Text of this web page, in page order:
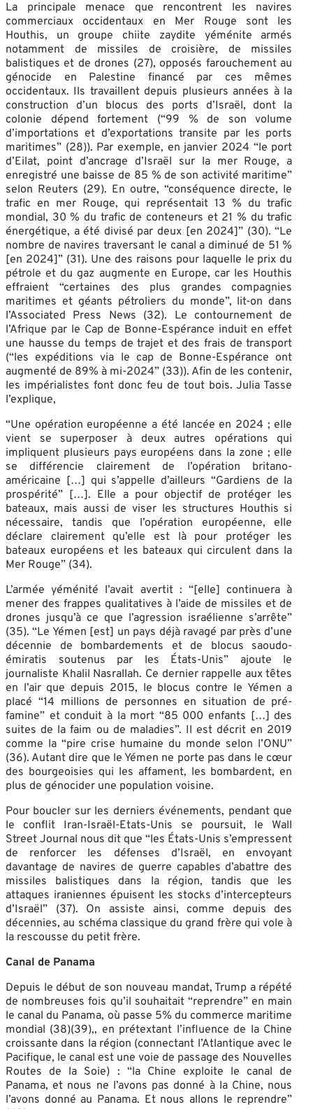
La principale menace que rencontrent les navires
commerciaux occidentaux en Mer Rouge sont les
Houthis, un groupe chiite zaydite yéménite armés
notamment de missiles de croisière, de missiles
balistiques et de drones (27), opposés farouchement au
génocide en Palestine financé par ces mêmes
occidentaux. Ils travaillent depuis plusieurs années à la
construction d’un blocus des ports d’Israël, dont la
colonie dépend fortement (“99 % de son volume
d’importations et d’exportations transite par les ports
maritimes” (28)). Par exemple, en janvier 2024 “le port
d’Eilat, point d’ancrage d’Israël sur la mer Rouge, a
enregistré une baisse de 85 % de son activité maritime”
selon Reuters (29). En outre, “conséquence directe, le
trafic en mer Rouge, qui représentait 13 % du trafic
mondial, 30 % du trafic de conteneurs et 21 % du trafic
énergétique, a été divisé par deux [en 2024]” (30). “Le
nombre de navires traversant le canal a diminué de 51 %
[en 2024]” (31). Une des raisons pour laquelle le prix du
pétrole et du gaz augmente en Europe, car les Houthis
effraient “certaines des plus grandes compagnies
maritimes et géants pétroliers du monde”, lit-on dans
l’Associated Press News (32). Le contournement de
l’Afrique par le Cap de Bonne-Espérance induit en effet
une hausse du temps de trajet et des frais de transport
(“les expéditions via le cap de Bonne-Espérance ont
augmenté de 89% à mi-2024” (33)). Afin de les contenir,
les impérialistes font donc feu de tout bois. Julia Tasse
l’explique,
“Une opération européenne a été lancée en 2024 ; elle
vient se superposer à deux autres opérations qui
impliquent plusieurs pays européens dans la zone ; elle
se différencie clairement de l’opération britano-
américaine […] qui s’appelle d’ailleurs “Gardiens de la
prospérité” […]. Elle a pour objectif de protéger les
bateaux, mais aussi de viser les structures Houthis si
nécessaire, tandis que l’opération européenne, elle
déclare clairement qu’elle est là pour protéger les
bateaux européens et les bateaux qui circulent dans la
Mer Rouge” (34).
L’armée yéménité l’avait avertit : “[elle] continuera à
mener des frappes qualitatives à l’aide de missiles et de
drones jusqu’à ce que l’agression israélienne s’arrête”
(35). “Le Yémen [est] un pays déjà ravagé par près d’une
décennie de bombardements et de blocus saoudo-
émiratis soutenus par les États-Unis” ajoute le
journaliste Khalil Nasrallah. Ce dernier rappelle aux têtes
en l’air que depuis 2015, le blocus contre le Yémen a
placé “14 millions de personnes en situation de pré-
famine” et conduit à la mort “85 000 enfants […] des
suites de la faim ou de maladies”. Il est décrit en 2019
comme la “pire crise humaine du monde selon l’ONU”
(36). Autant dire que le Yémen ne porte pas dans le cœur
des bourgeoisies qui les affament, les bombardent, en
plus de génocider une population voisine.
Pour boucler sur les derniers événements, pendant que
le conflit Iran-Israël-Etats-Unis se poursuit, le Wall
Street Journal nous dit que “les États-Unis s’empressent
de renforcer les défenses d’Israël, en envoyant
davantage de navires de guerre capables d’abattre des
missiles balistiques dans la région, tandis que les
attaques iraniennes épuisent les stocks d’intercepteurs
d’Israël” (37). On assiste ainsi, comme depuis des
décennies, au schéma classique du grand frère qui vole à
la rescousse du petit frère.
Canal de Panama
Depuis le début de son nouveau mandat, Trump a répété
de nombreuses fois qu’il souhaitait “reprendre” en main
le canal du Panama, où passe 5% du commerce maritime
mondial (38)(39),, en prétextant l’influence de la Chine
croissante dans la région (connectant l’Atlantique avec le
Pacifique, le canal est une voie de passage des Nouvelles
Routes de la Soie) : “la Chine exploite le canal de
Panama, et nous ne l’avons pas donné à la Chine, nous
l’avons donné au Panama. Et nous allons le reprendre”